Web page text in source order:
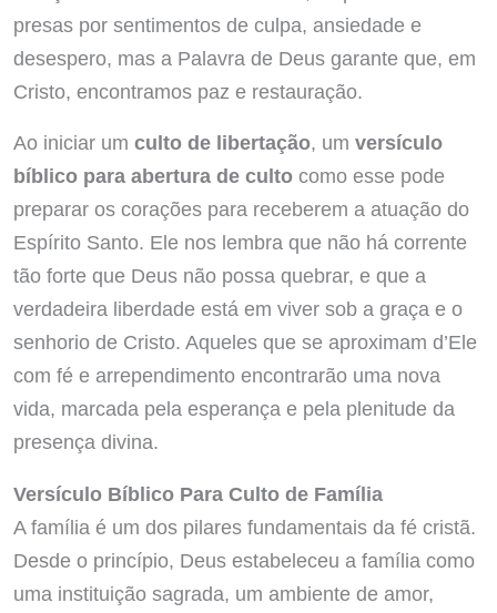
presas por sentimentos de culpa, ansiedade e
desespero, mas a Palavra de Deus garante que, em
Cristo, encontramos paz e restauração.
Ao iniciar um culto de libertação, um versículo
bíblico para abertura de cultocomo esse pode
preparar os corações para receberem a atuação do
Espírito Santo. Ele nos lembra que não há corrente
tão forte que Deus não possa quebrar, e que a
verdadeira liberdade está em viver sob a graça e o
senhorio de Cristo. Aqueles que se aproximam d’Ele
com fé e arrependimento encontrarão uma nova
vida, marcada pela esperança e pela plenitude da
presença divina.
Versículo Bíblico Para Culto de Família
A família é um dos pilares fundamentais da fé cristã.
Desde o princípio, Deus estabeleceu a família como
uma instituição sagrada, um ambiente de amor,